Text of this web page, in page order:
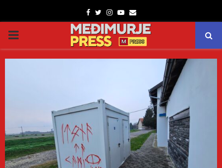
Facebook
TwitterInstagram
Youtube
Email
PRIMARY
MENU